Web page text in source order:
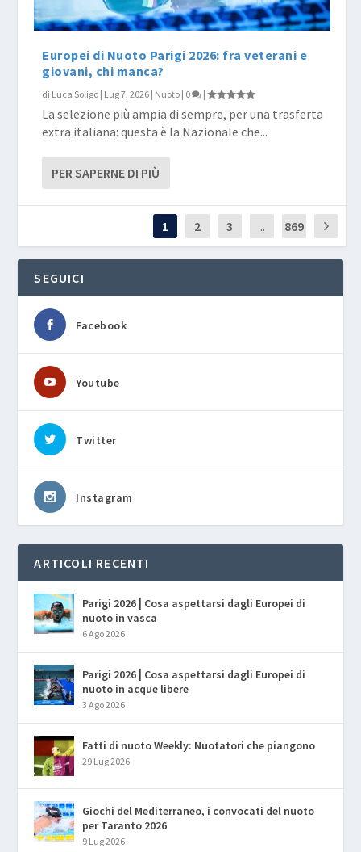
Europei di Nuoto Parigi 2026: fra veterani e
giovani, chi manca?
di Luca Soligo | Lug 7, 2026 | Nuoto | 0 |
La selezione più ampia di sempre, per una trasferta
extra italiana: questa è la Nazionale che...
PER SAPERNE DI PIÙ
1 2 3 ... 869
SEGUICI
Facebook
Youtube
Twitter
Instagram
ARTICOLI RECENTI
Parigi 2026 | Cosa aspettarsi dagli Europei di
nuoto in vasca
6 Ago 2026
Parigi 2026 | Cosa aspettarsi dagli Europei di
nuoto in acque libere
3 Ago 2026
Fatti di nuoto Weekly: Nuotatori che piangono
29 Lug 2026
Giochi del Mediterraneo, i convocati del nuoto
per Taranto 2026
9 Lug 2026